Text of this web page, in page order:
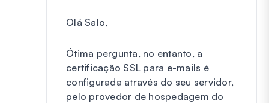
Olá Salo,
Ótima pergunta, no entanto, a
certificação SSL para e-mails é
configurada através do seu servidor,
pelo provedor de hospedagem do